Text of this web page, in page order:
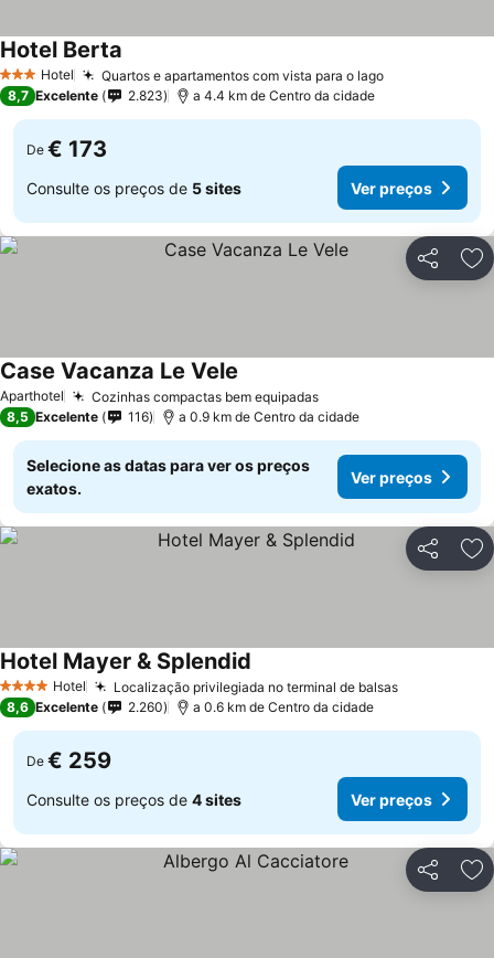
3 EstrelasHotel Quartos e apartamentos com vista para o lagoVer preços
Hotel Berta
8,7 Excelente 2.823 a 4.4 km de Centro da cidade
De € 173
Consulte os preços de 5 sites Ver preços
Partilhar
Aparthotel Cozinhas compactas bem equipadasVer preços
Case Vacanza Le Vele
8,5 Excelente 116 a 0.9 km de Centro da cidade
Selecione as datas para ver os preços
exatos.
Ver preços
Partilhar
4 EstrelasHotel Localização privilegiada no terminal de balsasVer preços
Hotel Mayer & Splendid
8,6 Excelente 2.260 a 0.6 km de Centro da cidade
De € 259
Consulte os preços de 4 sites Ver preços
Partilhar